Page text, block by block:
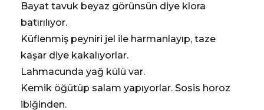
Bayat tavuk beyaz görünsün diye klora
batırılıyor.
Küflenmiş peyniri jel ile harmanlayıp, taze
kaşar diye kakalıyorlar.
Lahmacunda yağ külü var.
Kemik öğütüp salam yapıyorlar. Sosis horoz
ibiğinden.